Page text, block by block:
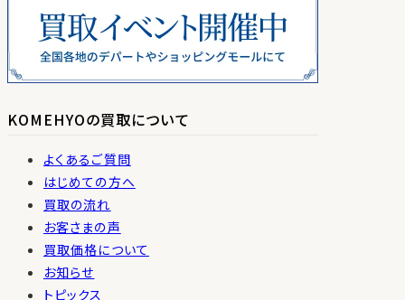
KOMEHYOの買取について
よくあるご質問
はじめての方へ
買取の流れ
お客さまの声
買取価格について
お知らせ
トピックス